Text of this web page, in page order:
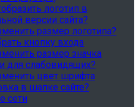
логотип в
версии сайта?
размер логотипа?
кнопку входа
размер значка
для слабовидящих?
цвет шрифта
в шапке сайте?
сети